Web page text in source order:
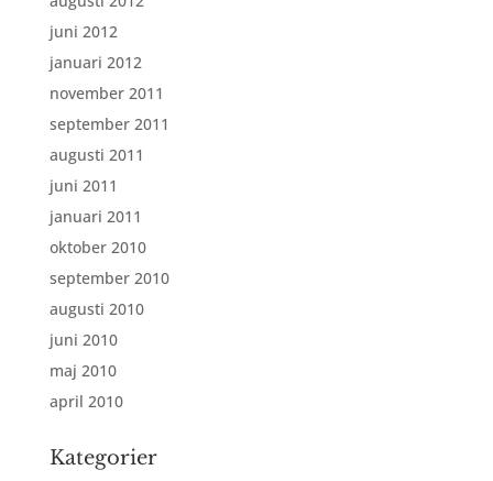
juni 2012
januari 2012
november 2011
september 2011
augusti 2011
juni 2011
januari 2011
oktober 2010
september 2010
augusti 2010
juni 2010
maj 2010
april 2010
Kategorier